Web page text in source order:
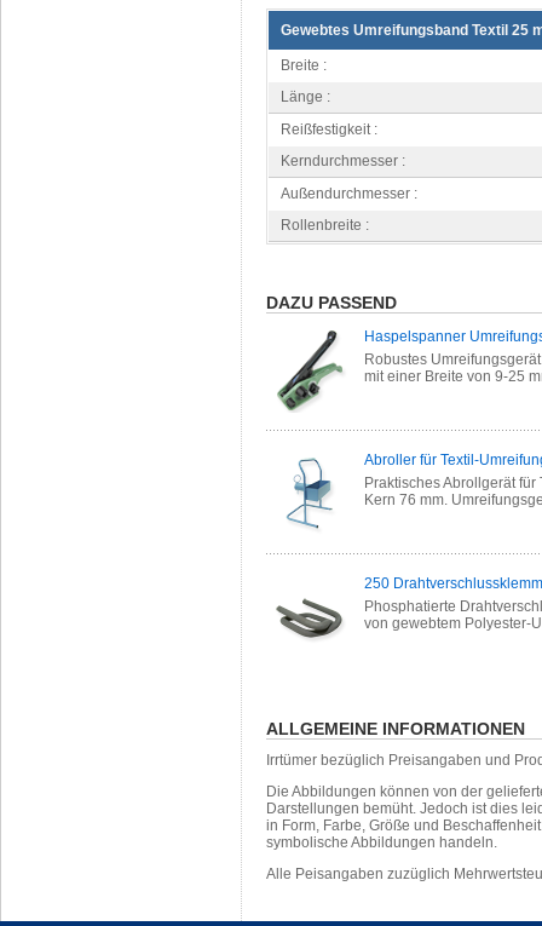
Gewebtes Umreifungsband Textil 25
Breite :
Länge :
Reißfestigkeit :
Kerndurchmesser :
Außendurchmesser :
Rollenbreite :
DAZU PASSEND
Haspelspanner
Robustes
mit einer Breite von 9-25
Abroller für Textil-
Praktisches Abrollgerät
Kern 76 mm.
250
Phosphatierte
von gewebtem Polyester-
ALLGEMEINE INFORMATIONEN
Irrtümer bezüglich Preisangaben und
Die Abbildungen können von der
Darstellungen bemüht. Jedoch ist dies
in Form, Farbe, Größe und
symbolische Abbildungen handeln.
Alle Peisangaben zuzüglich